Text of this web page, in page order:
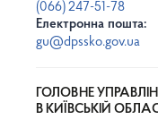
(066) 247-51-78
Електронна пошта:
gu@dpssko.gov.ua
ГОЛОВНЕ
В КИЇВСЬКІЙ